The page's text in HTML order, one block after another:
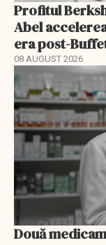
Profitul
Abel
era post-
08 AUGUST 2026
Două